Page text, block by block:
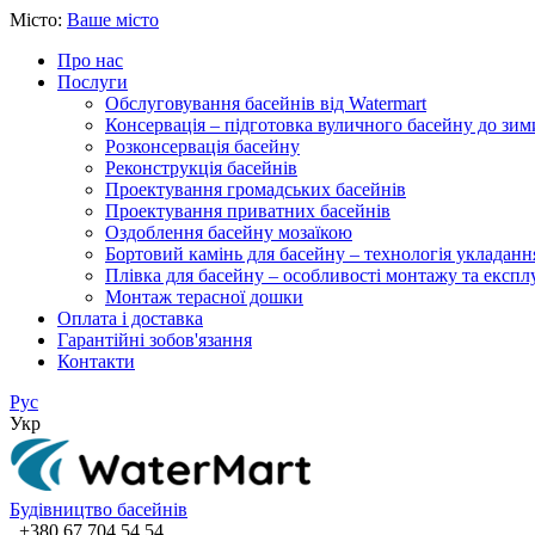
Місто: Ваше місто
Про нас
Послуги
Обслуговування басейнів від Watermart
Консервація – підготовка вуличного басейну до
Розконсервація басейну
Реконструкція басейнів
Проектування громадських басейнів
Проектування приватних басейнів
Оздоблення басейну мозаїкою
Бортовий камінь для басейну – технологія
Плівка для басейну – особливості монтажу та
Монтаж терасної дошки
Оплата і доставка
Гарантійні зобов'язання
Контакти
Рус
Укр
Будівництво басейнів
+380 67 704 54 54